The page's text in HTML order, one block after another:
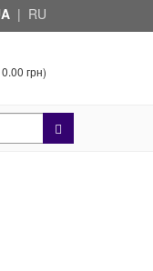
| RU
грн)